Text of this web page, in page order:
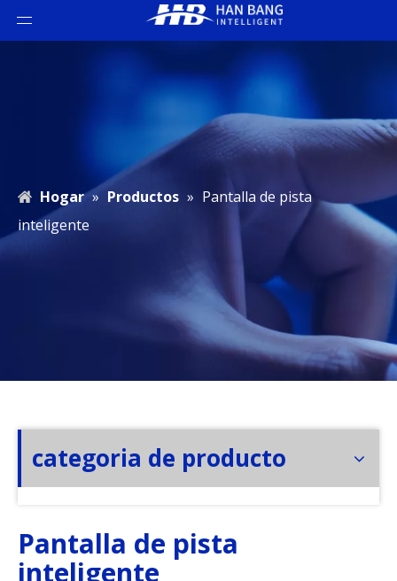
Hogar » Productos » Pantalla de pista
inteligente
categoria de producto
Pantalla de pista
inteligente